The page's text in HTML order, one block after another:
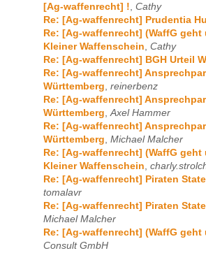
[Ag-waffenrecht] !, Cathy
Re: [Ag-waffenrecht] Prudentia
Re: [Ag-waffenrecht] (WaffG geht
Kleiner Waffenschein, Cathy
Re: [Ag-waffenrecht] BGH Urteil
Re: [Ag-waffenrecht]
Württemberg, reinerbenz
Re: [Ag-waffenrecht]
Württemberg,Axel Hammer
Re: [Ag-waffenrecht]
Württemberg, Michael Malcher
Re: [Ag-waffenrecht] (WaffG geht
Kleiner Waffenschein,
Re: [Ag-waffenrecht] Piraten
tomalavr
Re: [Ag-waffenrecht] Piraten
Michael Malcher
Re: [Ag-waffenrecht] (WaffG geht
Consult GmbH